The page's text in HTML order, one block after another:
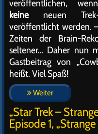
veröffentlichen,
keineneuen Trek-
veröffentlicht werden.
Zeiten der Brain-
seltener… Daher nun
Gastbeitrag von
heißt. Viel Spaß!
Weiter
„Star Trek –
Episode 1,